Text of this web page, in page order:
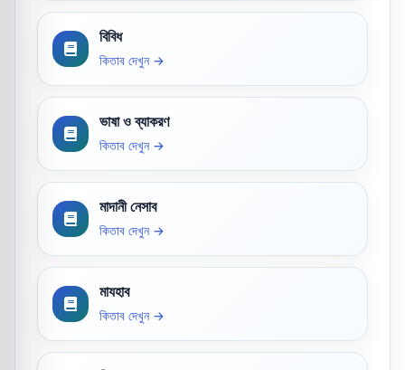
বিবিধ
কিতাব দেখুন →
ভাষা ও ব্যাকরণ
কিতাব দেখুন →
মাদানী নেসাব
কিতাব দেখুন →
মাযহাব
কিতাব দেখুন →